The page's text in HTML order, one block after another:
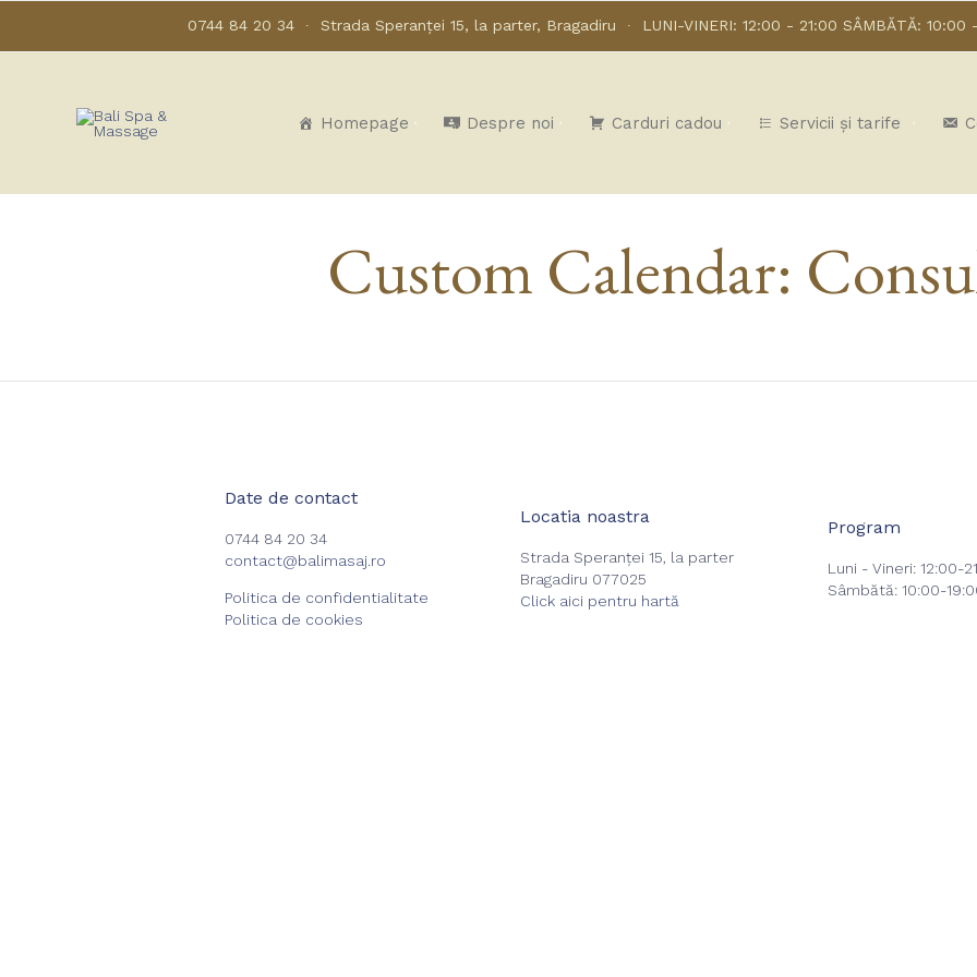
0744 84 20 34 ∙Strada Speranței 15, la parter, Bragadiru ∙ LUNI-VINERI: 12:00 - 21:00 SÂMBĂTĂ: 10:00
Homepage Despre noi Carduri cadou Servicii și tarife
Custom Calendar:
Date de contact
0744 84 20 34
contact@balimasaj.ro
Politica de confidentialitate
Politica de cookies
Locatia noastra
Strada Speranței 15, la parter
Bragadiru 077025
Click aici pentru hartă
Program
Luni - Vineri: 12:00-
Sâmbătă: 10:00-